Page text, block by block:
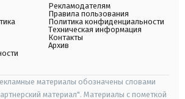
Рекламодателям
Правила пользования
Политика конфиденциальности
Техническая информация
Контакты
Архив
материалы обозначены словами
материал". Материалы с пометкой